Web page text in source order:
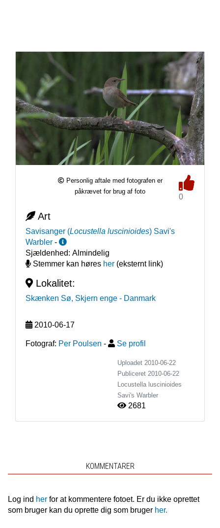
Personlig aftale med fotografen er
påkrævet for brug af foto
0
Art
Savisanger (Locustella luscinioides) Savi's
Warbler -
Sjældenhed: Almindelig
Stemmer kan høres her(eksternt link)
Lokalitet:
Skænken Sø, Skjern enge - Danmark
2010-06-17
Fotograf: Per Poulsen - Se profil
Uploadet 2010-06-22
Publiceret 2010-06-22
Locustella luscinioides
Savi's Warbler
2681
KOMMENTARER
Log ind herfor at kommentere fotoet. Er du ikke oprettet
som bruger kan du oprette dig som bruger her.